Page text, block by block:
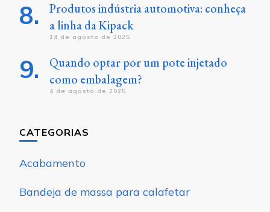
Produtos indústria automotiva: conheça
a linha da Kipack
14 de agosto de 2025
Quando optar por um pote injetado
como embalagem?
4 de agosto de 2025
CATEGORIAS
Acabamento
Bandeja de massa para calafetar